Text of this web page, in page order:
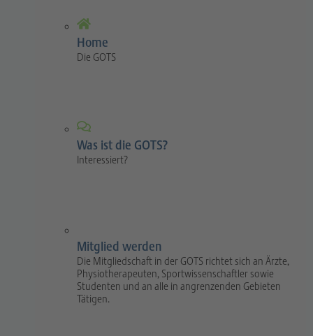
Home
Die GOTS
Was ist die GOTS?
Interessiert?
Mitglied werden
Die Mitgliedschaft in der GOTS richtet sich an Ärzte,
Physiotherapeuten, Sportwissenschaftler sowie
Studenten und an alle in angrenzenden Gebieten
Tätigen.